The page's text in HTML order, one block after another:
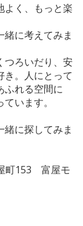
よく、もっと楽
に考えてみま
つろいだり、安
き。人にとって
ふれる空間に
います。
に探してみま
町153 富屋モ